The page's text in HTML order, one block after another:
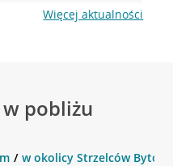
Więcej aktualności
pobliżu
w okolicy Strzelców